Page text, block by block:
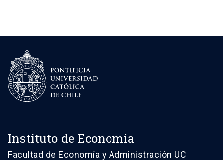
Instituto de Economía
Facultad de Economía y Administración UC